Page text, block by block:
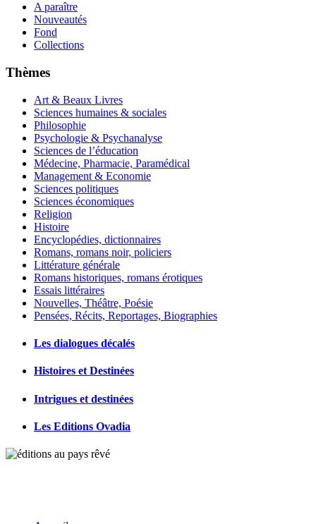
A paraître
Nouveautés
Fond
Collections
Thèmes
Art & Beaux Livres
Sciences humaines & sociales
Philosophie
Psychologie & Psychanalyse
Sciences de l’éducation
Médecine, Pharmacie, Paramédical
Management & Economie
Sciences politiques
Sciences économiques
Religion
Histoire
Encyclopédies, dictionnaires
Romans, romans noir, policiers
Littérature générale
Romans historiques, romans érotiques
Essais littéraires
Nouvelles, Théâtre, Poésie
Pensées, Récits, Reportages, Biographies
Les dialogues décalés
Histoires et Destinées
Intrigues et destinées
Les Editions Ovadia